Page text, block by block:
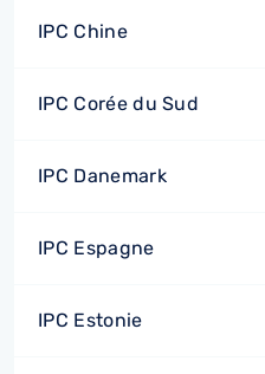
IPC Chine
IPC Corée du Sud
IPC Danemark
IPC Espagne
IPC Estonie